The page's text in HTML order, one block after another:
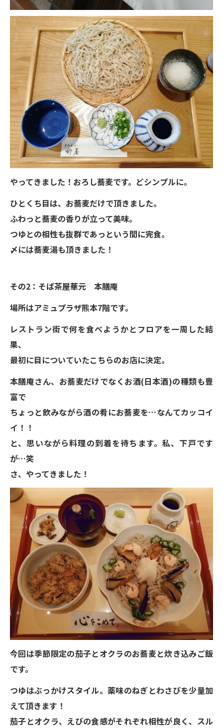
やってきました！おろし蕎麦です。どシンプルに。
ひとくち目は、お蕎麦だけで頂きました。
ふわっと蕎麦の香りが立って美味。
つゆとの相性も抜群であっという間に完食。
〆には蕎麦湯も頂きました！
その2：そば茶屋華元 本膳庵
場所はアミュプラザ熊本7階です。
レストラン街で何を食べようかとフロアを一周した結
果、
最初に目についていたこちらのお店に決定。
本膳庵さん、お蕎麦だけでなくお酒(日本酒)の種類も豊
富で
ちょっと飲みながら酒の肴にお蕎麦を…なんてカッコイ
イ！！
と、思いながら料理の到着を待ちます。私、下戸です
が…笑
さ、やってきました！
今回は季節限定の茄子とオクラのお蕎麦と炊き込みご飯
です。
つゆはぶっかけスタイル。薬味のねぎとわさびを少量加
えて頂きます！
茄子とオクラ、えびの食感がそれぞれ相性が良く、スル